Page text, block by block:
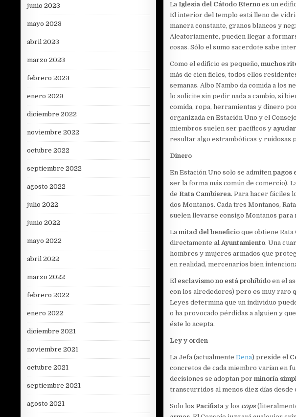
LaIglesia del Cátodo Eterno es un
El interior del templo está lleno de
manera constante, granos blancos y
Aleatoriamente, pueden llegar a
cosas. Sólo el sumo sacerdote sabe
Como el edificio es pequeño,muchos
más de cien fieles, todos ellos
semanas. Albo Nambo da comida a los
lo solicite sin pedir nada a cambio, si
comida, ropa, herramientas y dinero
organizada en Estación Uno y el
miembros suelen ser pacíficos y
resultar algo estrambóticas y ruidosas
Dinero
En Estación Uno solo se admitenpagos
ser la forma más común de comercio).
de Rata Cambierea. Para hacer fáciles
dos Montanos. Cada tres Montanos,
suelen llevarse consigo Montanos
Lamitad del beneficio que obtiene Rata
directamente al Ayuntamiento. Una
hombres y mujeres armados que
en realidad, mercenarios bien
El esclavismo no está prohibido en el
con los alrededores) pero es muy raro
Leyes determina que un individuo
o ha provocado pérdidas a alguien y
éste lo acepta.
Ley y orden
La Jefa (actualmenteDena) preside el
concretos de cada miembro varían en
decisiones se adoptan porminoría
transcurridos al menos diez días desde
Solo los Pacifista y los cops
junio 2023
mayo 2023
abril 2023
marzo 2023
febrero 2023
enero 2023
diciembre 2022
noviembre 2022
octubre 2022
septiembre 2022
agosto 2022
julio 2022
junio 2022
mayo 2022
abril 2022
marzo 2022
febrero 2022
enero 2022
diciembre 2021
noviembre 2021
octubre 2021
septiembre 2021
agosto 2021